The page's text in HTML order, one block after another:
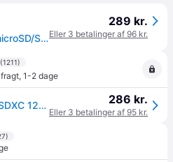
SANDISK Extreme Pro microSD/SD - 200MB/s - 128GB
289 kr.
Eller 3 betalinger af 96 kr.
(1211)
, 1-2 dage
SanDisk Extreme Pro microSDXC 128GB 200MB/s --> På lager, levering hos dig 07-08-2026 286 kr.
Eller 3 betalinger af 95 kr.